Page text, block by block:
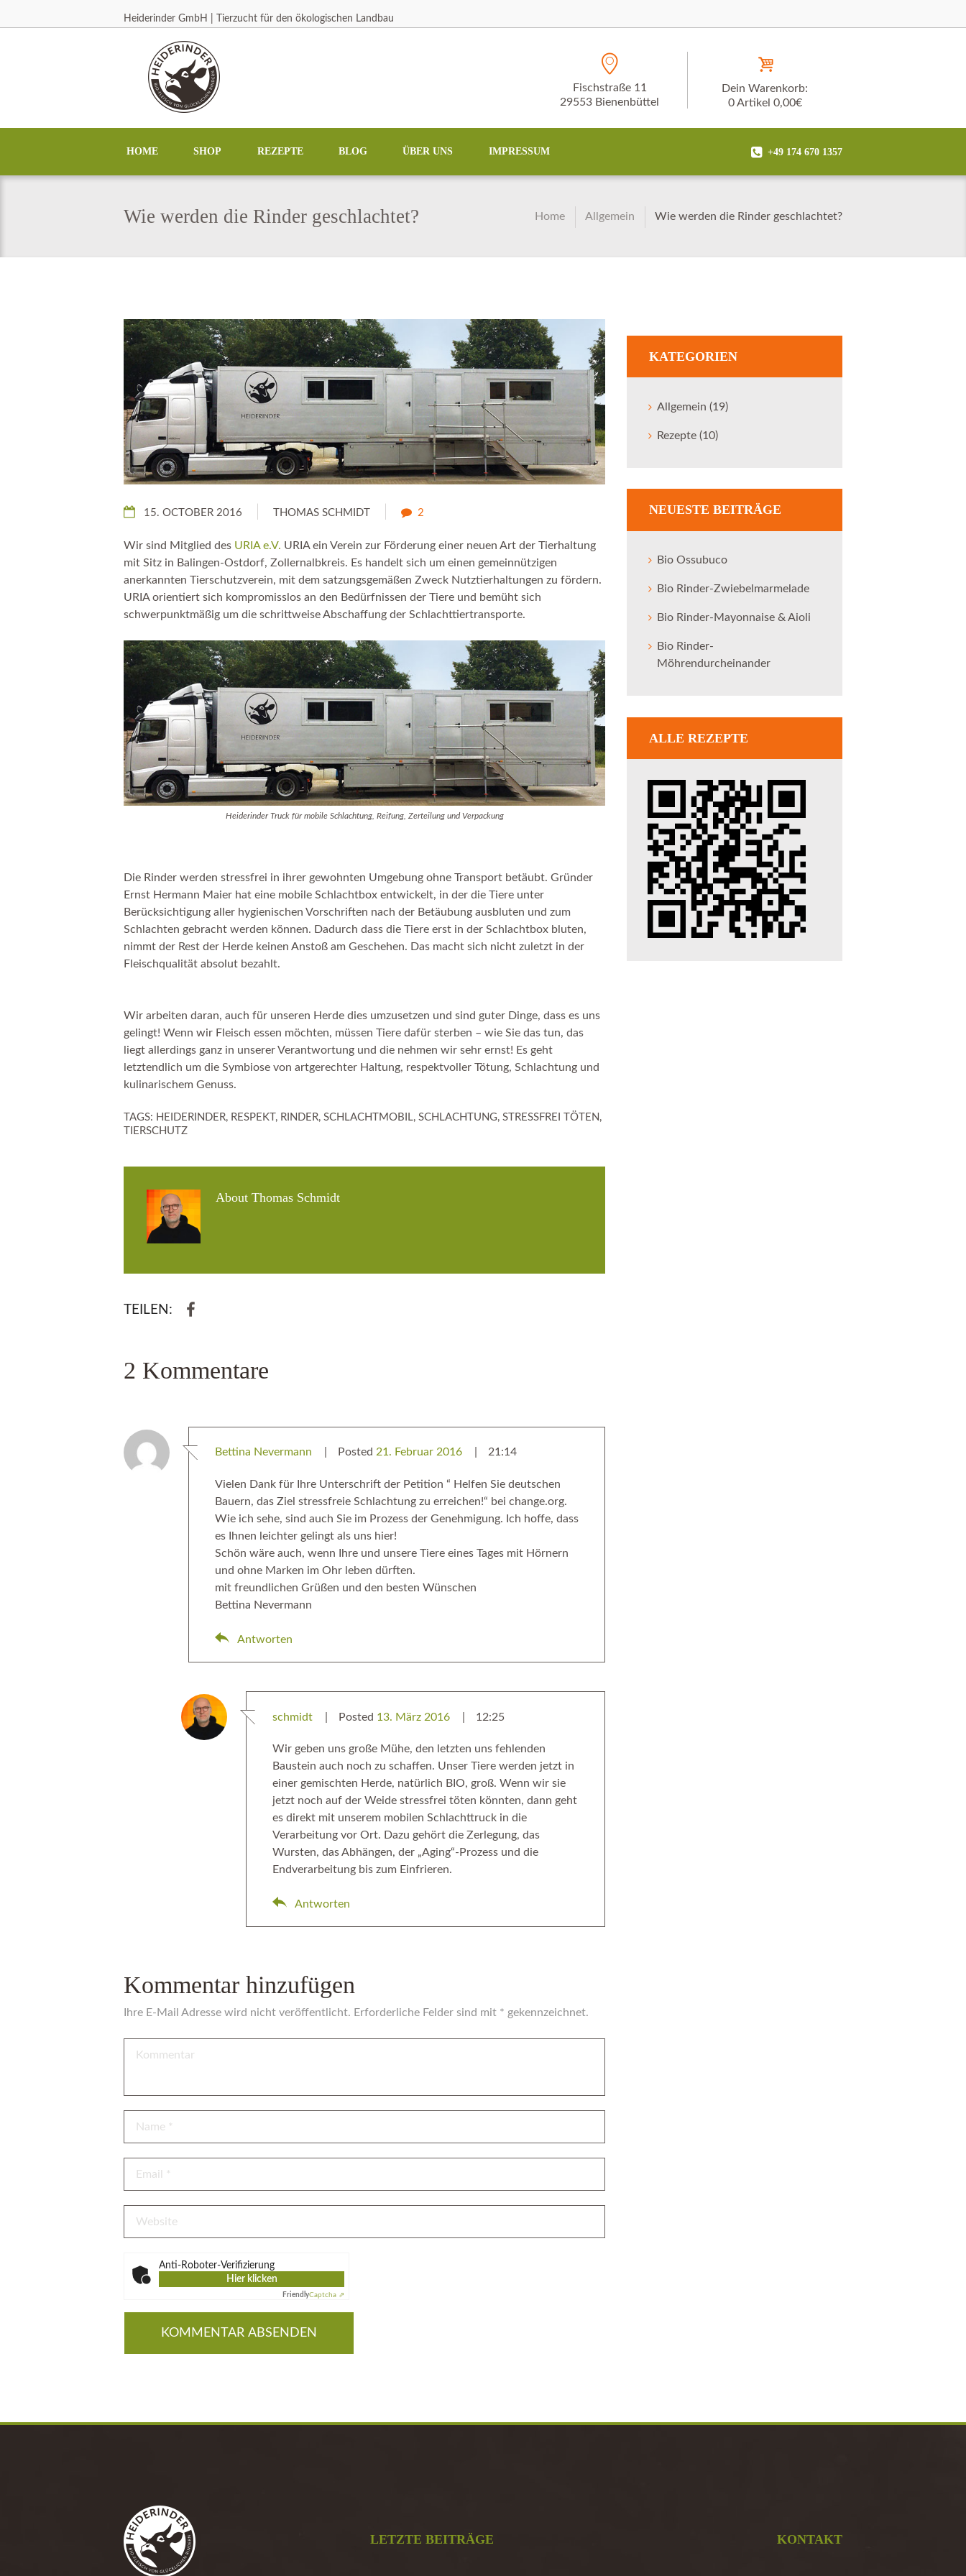
Heiderinder GmbH | Tierzucht für den ökologischen Landbau
Dein Warenkorb:
0 Artikel 0,00€
Fischstraße 11
29553 Bienenbüttel
HOME SHOP REZEPTE BLOG ÜBER UNS IMPRESSUM +49 174 670 1357
Wie werden die Rinder geschlachtet? Home Allgemein Wie werden die Rinder geschlachtet?
15. OCTOBER 2016 THOMAS SCHMIDT 2
Wir sind Mitglied des URIA e.V. URIA ein Verein zur Förderung einer neuen Art der Tierhaltung
mit Sitz in Balingen-Ostdorf, Zollernalbkreis. Es handelt sich um einen gemeinnützigen
anerkannten Tierschutzverein, mit dem satzungsgemäßen Zweck Nutztierhaltungen zu fördern.
URIA orientiert sich kompromisslos an den Bedürfnissen der Tiere und bemüht sich
schwerpunktmäßig um die schrittweise Abschaffung der Schlachttiertransporte.
Heiderinder Truck für mobile Schlachtung, Reifung, Zerteilung und Verpackung
Die Rinder werden stressfrei in ihrer gewohnten Umgebung ohne Transport betäubt. Gründer
Ernst Hermann Maier hat eine mobile Schlachtbox entwickelt, in der die Tiere unter
Berücksichtigung aller hygienischen Vorschriften nach der Betäubung ausbluten und zum
Schlachten gebracht werden können. Dadurch dass die Tiere erst in der Schlachtbox bluten,
nimmt der Rest der Herde keinen Anstoß am Geschehen. Das macht sich nicht zuletzt in der
Fleischqualität absolut bezahlt.
Wir arbeiten daran, auch für unseren Herde dies umzusetzen und sind guter Dinge, dass es uns
gelingt! Wenn wir Fleisch essen möchten, müssen Tiere dafür sterben – wie Sie das tun, das
liegt allerdings ganz in unserer Verantwortung und die nehmen wir sehr ernst! Es geht
letztendlich um die Symbiose von artgerechter Haltung, respektvoller Tötung, Schlachtung und
kulinarischem Genuss.
TAGS: HEIDERINDER, RESPEKT, RINDER, SCHLACHTMOBIL, SCHLACHTUNG, STRESSFREI TÖTEN ,
TIERSCHUTZ
AboutThomas Schmidt
TEILEN:
2 Kommentare
Bettina Nevermann Posted 21. Februar 2016 21:14
Vielen Dank für Ihre Unterschrift der Petition “ Helfen Sie deutschen
Bauern, das Ziel stressfreie Schlachtung zu erreichen!“ bei change.org.
Wie ich sehe, sind auch Sie im Prozess der Genehmigung. Ich hoffe, dass
es Ihnen leichter gelingt als uns hier!
Schön wäre auch, wenn Ihre und unsere Tiere eines Tages mit Hörnern
und ohne Marken im Ohr leben dürften.
mit freundlichen Grüßen und den besten Wünschen
Bettina Nevermann
Antworten
schmidt Posted 13. März 2016 12:25
Wir geben uns große Mühe, den letzten uns fehlenden
Baustein auch noch zu schaffen. Unser Tiere werden jetzt in
einer gemischten Herde, natürlich BIO, groß. Wenn wir sie
jetzt noch auf der Weide stressfrei töten könnten, dann geht
es direkt mit unserem mobilen Schlachttruck in die
Verarbeitung vor Ort. Dazu gehört die Zerlegung, das
Wursten, das Abhängen, der „Aging“-Prozess und die
Endverarbeitung bis zum Einfrieren.
Antworten
Kommentar hinzufügen
Ihre E-Mail Adresse wird nicht veröffentlicht. Erforderliche Felder sind mit * gekennzeichnet.
Anti-Roboter-Verifizierung
Hier klicken
FriendlyCaptcha ⇗
KATEGORIEN
Allgemein (19)
Rezepte(10)
NEUESTE BEITRÄGE
Bio Ossubuco
Bio Rinder-Zwiebelmarmelade
Bio Rinder-Mayonnaise & Aioli
Bio Rinder-
Möhrendurcheinander
ALLE REZEPTE
LETZTE BEITRÄGE KONTAKT